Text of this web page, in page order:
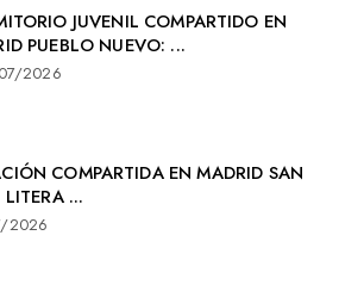
JUVENIL COMPARTIDO EN
PUEBLO NUEVO: ...
2026
COMPARTIDA EN MADRID SAN
...
2026